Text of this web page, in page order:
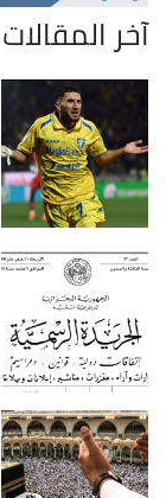
آخر المقالات